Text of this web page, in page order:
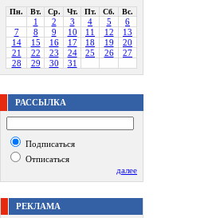
Пн. Вт. Ср. Чт. Пт. Сб. Вс.
1 2 3 4 5
6
7
8 9 10 11 12
13
14
15 16 17 18 19
20
21
22 23 24 25 26
27
28
29 30 31
РАССЫЛКА
Подписаться
Отписаться
далее
РЕКЛАМА